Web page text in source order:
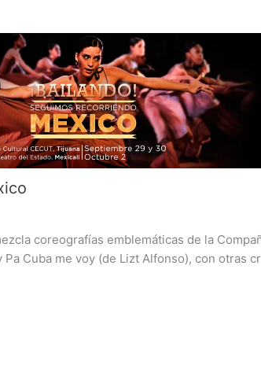
coreografías emblemáticas de la
Pa Cuba me voy (de Lizt Alfonso), con otras